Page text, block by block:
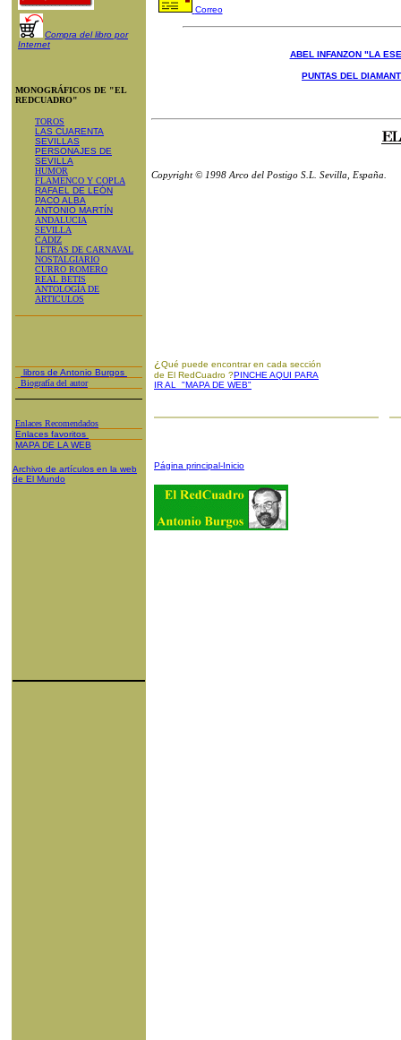
Compra del libro por
Internet
MONOGRÁFICOS DE "EL
REDCUADRO"
TOROS
LAS CUARENTA
SEVILLAS
PERSONAJES DE
SEVILLA
HUMOR
FLAMENCO Y COPLA
RAFAEL DE LEÓN
PACO ALBA
ANTONIO MARTÍN
ANDALUCIA
SEVILLA
CADIZ
LETRAS DE CARNAVAL
NOSTALGIARIO
CURRO ROMERO
REAL BETIS
ANTOLOGÍA DE
ARTICULOS
libros de Antonio Burgos
Biografía del autor
Enlaces Recomendados
Enlaces favoritos
MAPA DE LA WEB
Archivo de artículos en la web
de El Mundo
Correo
ABEL INFANZON "LA
PUNTAS DEL
Copyright © 1998 Arco del Postigo S.L. Sevilla, España.
¿ Qué puede encontrar en cada sección
de El RedCuadro ?PINCHE AQUI PARA
IR AL "MAPA DE WEB"
Página principal-Inicio